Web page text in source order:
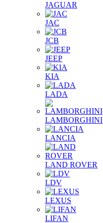
JAGUAR
JAС
JCB
JEEP
KIA
LADA
LAMBORGHINI
LANCIA
LAND ROVER
LDV
LEXUS
LIFAN